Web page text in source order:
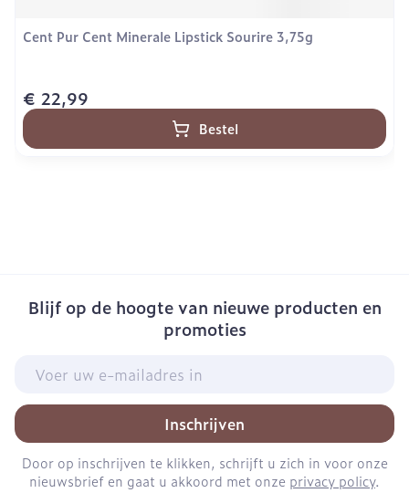
Cent Pur Cent Minerale Lipstick Sourire 3,75g
€ 22,99
Bestel
Blijf op de hoogte van nieuwe producten en
promoties
Inschrijven
Door op inschrijven te klikken, schrijft u zich in voor onze
nieuwsbrief en gaat u akkoord met onze privacy policy.